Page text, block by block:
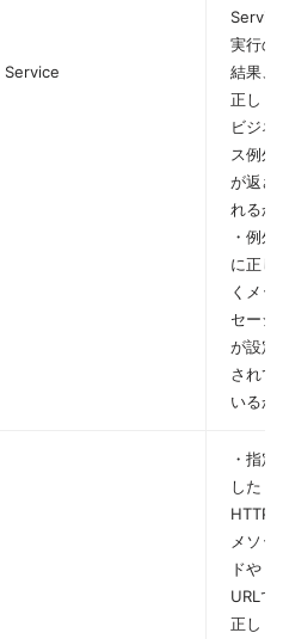
Service
実行の
結果、
正しく
ビジネ
ス例外
が返さ
れるか
・例外
に正し
くメッ
セージ
が設定
されて
いるか
・指定
した
HTTP
メソッ
ドや
URLで
正しく